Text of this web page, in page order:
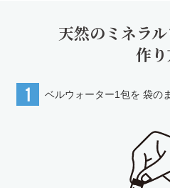
天然のミネラ
作
ベルウォーター1包を 袋の